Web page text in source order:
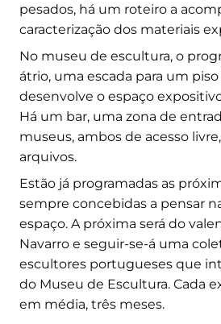
pesados, há um roteiro a
caracterização dos materiais
No museu de escultura, o
átrio, uma escada para um
desenvolve o espaço
Há um bar, uma zona de
museus, ambos de acesso
arquivos.
Estão já programadas as
sempre concebidas a pensar
espaço. A próxima será do
Navarro e seguir-se-á uma
escultores portugueses que
do Museu de Escultura. Cada
em média, três meses.